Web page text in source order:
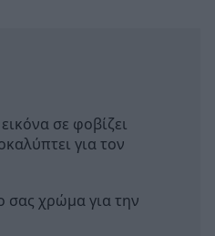
σε φοβίζει
για τον
σας χρώμα για την